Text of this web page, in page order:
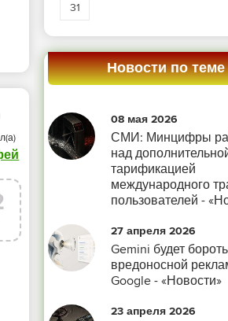
БЛОГ ДЛЯ ВЕБМАСТЕРОВ
31
Новости по теме
08 мая 2026
СМИ: Минцифры
над
тарификацией
международного
пользователей -
27 апреля 2026
Gemini будет
вредоносной
Google - «Новости»
23 апреля 2026